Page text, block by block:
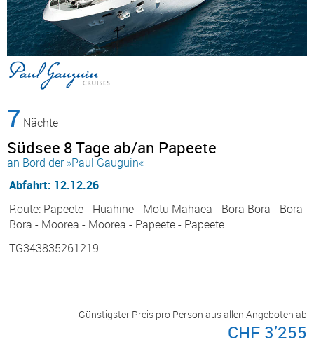
7 Nächte
Südsee 8 Tage ab/an Papeete
an Bord der »Paul Gauguin«
Abfahrt: 12.12.26
Route: Papeete - Huahine - Motu Mahaea - Bora Bora - Bora
Bora - Moorea - Moorea - Papeete - Papeete
TG343835261219
Günstigster Preis pro Person aus allen Angeboten ab
CHF 3’255